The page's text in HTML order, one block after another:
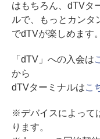
はもちろん、dTVタ
ルで、もっとカンタ
でdTVが楽しめます。
「dTV」への入会は
から
dTVターミナルはこ
※デバイスによって
ります。